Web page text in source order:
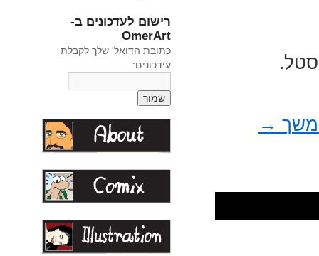
→
רישום לעדכונים ב-
OmerArt
כתובת הדואל' שלך לקבלת
עידכונים: